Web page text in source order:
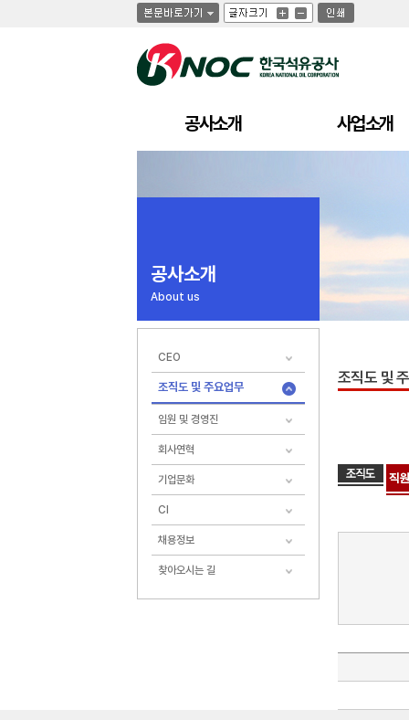
글
자
기
글
자
기
크
글
자
기
작
인
쇄
공사소개 사업소개
공사소개
About us
CEO
조직도 및 주요업무
임원 및 경영진
회사연혁
기업문화
CI
채용정보
찾아오시는 길
조직도 및